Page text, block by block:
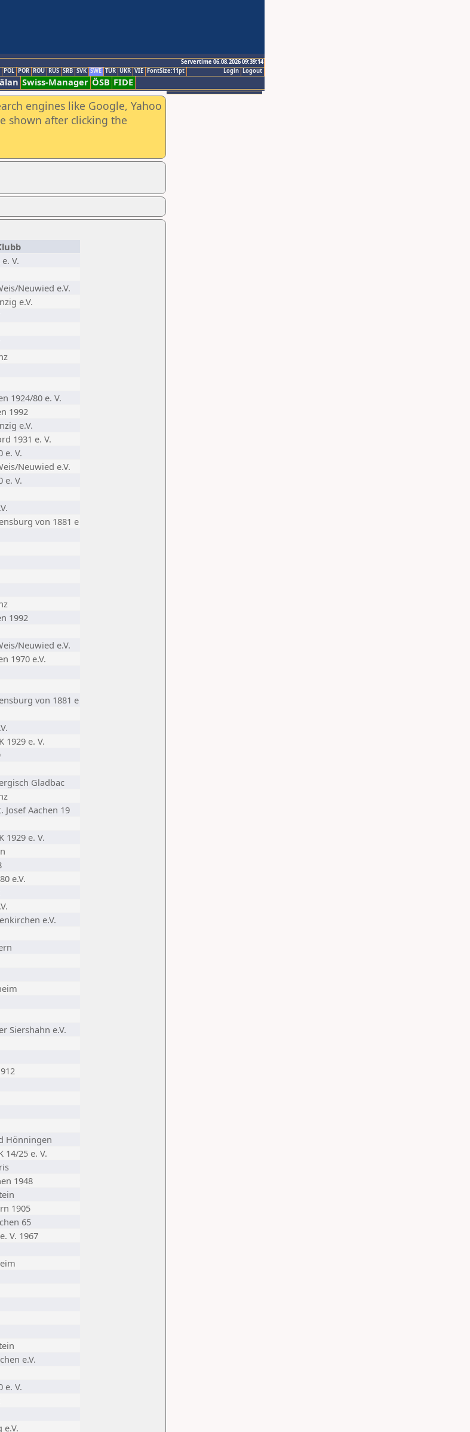
Servertime 06.08.2026 09:39:14
Logout
Login
POL POR ROU RUS SRB SVK SWE TUR UKR VIE FontSize:11pt
Swiss-Manager ÖSB FIDE
engines like Google, Yahoo
shown after clicking the
V.
Neuwied e.V.
e.V.
1924/80 e. V.
1992
e.V.
1931 e. V.
e. V.
Neuwied e.V.
e. V.
von 1881 e
1992
Neuwied e.V.
1970 e.V.
von 1881 e
1929 e. V.
Gladbac
Josef Aachen 19
1929 e. V.
e.V.
e.V.
Siershahn e.V.
Hönningen
14/25 e. V.
1948
1905
65
V. 1967
e.V.
e. V.
e.V.